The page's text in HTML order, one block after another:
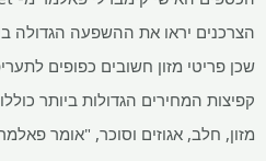
הצרכנים יראו את ההשפעה הגדולה
שכן פריטי מזון חשובים כפופים
קפיצות המחירים הגדולות ביותר
מזון, חלב, אגוזים וסוכר, "אומר